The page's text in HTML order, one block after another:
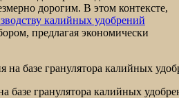
дорогим. В этом контексте,
калийных удобрений
предлагая экономически
базе гранулятора калийных